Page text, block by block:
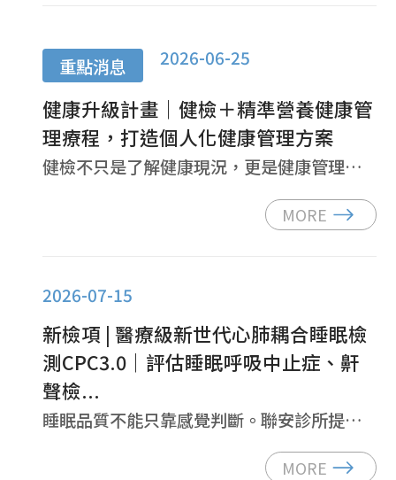
重點消息 2026-06-25
健康升級計畫｜健檢＋精準營養健康管
理療程，打造個人化健康管理方案
健檢不只是了解健康現況，更是健康管理的起點。聯安健康升級計畫整合全身健檢、功能醫...
MORE
2026-07-15
新檢項 | 醫療級新世代心肺耦合睡眠檢
測CPC3.0｜評估睡眠呼吸中止症、鼾
聲檢...
睡眠品質不能只靠感覺判斷。聯安診所提供醫療級居家睡眠檢測CPC3.0，整合血氧監...
MORE